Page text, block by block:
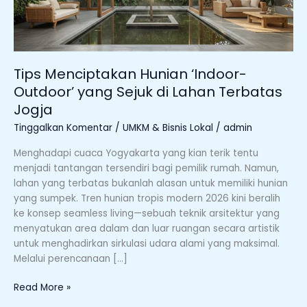
Tips Menciptakan Hunian ‘Indoor-
Outdoor’ yang Sejuk di Lahan Terbatas
Jogja
Tinggalkan Komentar / UMKM & Bisnis Lokal / admin
Menghadapi cuaca Yogyakarta yang kian terik tentu
menjadi tantangan tersendiri bagi pemilik rumah. Namun,
lahan yang terbatas bukanlah alasan untuk memiliki hunian
yang sumpek. Tren hunian tropis modern 2026 kini beralih
ke konsep seamless living—sebuah teknik arsitektur yang
menyatukan area dalam dan luar ruangan secara artistik
untuk menghadirkan sirkulasi udara alami yang maksimal.
Melalui perencanaan […]
Lahan
Terbatas
Jogja
Read More »